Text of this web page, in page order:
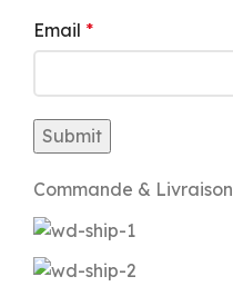
Email *
Commande & Livraison